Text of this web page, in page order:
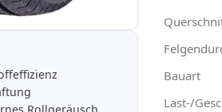
Bauart
Last-/